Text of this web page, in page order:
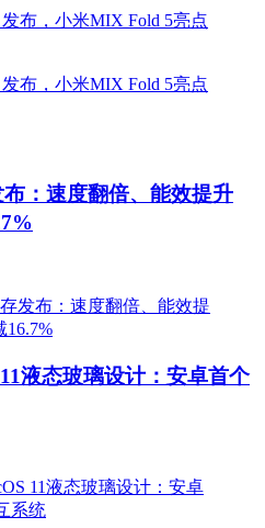
：速度翻倍、能效提升
液态玻璃设计：安卓首个